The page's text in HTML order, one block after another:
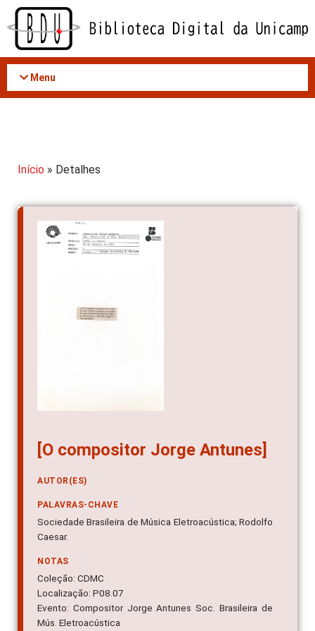
Acessar
conteúdo
Menu
Início » Detalhes
[O compositor Jorge Antunes]
AUTOR(ES)
PALAVRAS-CHAVE
Sociedade Brasileira de Música Eletroacústica; Rodolfo
Caesar.
NOTAS
Coleção: CDMC
Localização: P08.07
Evento: Compositor Jorge Antunes Soc. Brasileira de
Mús. Eletroacústica